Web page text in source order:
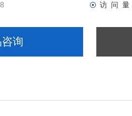
访 问 量
询